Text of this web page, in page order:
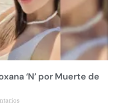
‘N’ por Muerte de